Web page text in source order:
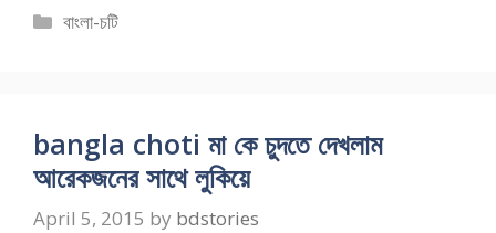
Categories
বাংলা-চটি
bangla choti মা কে চুদতে দেখলাম
আরেকজনের সাথে লুকিয়ে
April 5, 2015 by bdstories